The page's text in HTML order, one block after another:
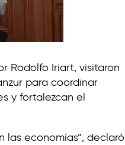
Rodolfo Iriart, visitaron
para coordinar
y fortalezcan el
las economías”, declaró